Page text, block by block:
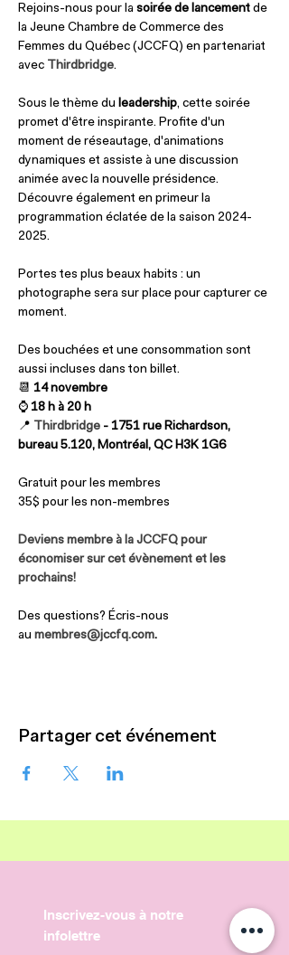
Rejoins-nous pour la soirée de lancement de
la Jeune Chambre de Commerce des
Femmes du Québec (JCCFQ) en partenariat
avec Thirdbridge.
Sous le thème du leadership, cette soirée
promet d'être inspirante. Profite d'un
moment de réseautage, d'animations
dynamiques et assiste à une discussion
animée avec la nouvelle présidence.
Découvre également en primeur la
programmation éclatée de la saison 2024-
2025.
Portes tes plus beaux habits : un
photographe sera sur place pour capturer ce
moment.
Des bouchées et une consommation sont
aussi incluses dans ton billet.
📆 14 novembre
⌚️ 18 h à 20 h
📍 Thirdbridge - 1751 rue Richardson,
bureau 5.120, Montréal, QC H3K 1G6
Gratuit pour les membres
35$ pour les non-membres
Deviens membre à la JCCFQ pour
économiser sur cet évènement et les
prochains!
Des questions? Écris-nous
au membres@jccfq.com.
Partager cet événement
Inscrivez-vous à notre
infolettre